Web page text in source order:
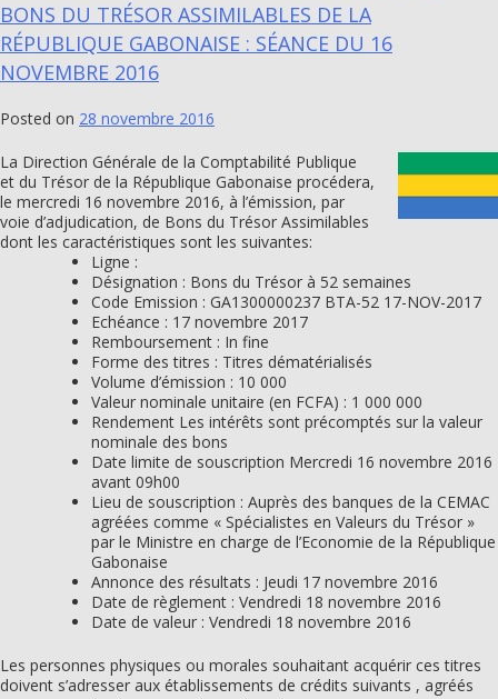
BONS DU TRÉSOR ASSIMILABLES DE LA
RÉPUBLIQUE GABONAISE : SÉANCE DU 16
NOVEMBRE 2016
Posted on 28 novembre 2016
La Direction Générale de la Comptabilité Publique
et du Trésor de la République Gabonaise procédera,
le mercredi 16 novembre 2016, à l’émission, par
voie d’adjudication, de Bons du Trésor Assimilables
dont les caractéristiques sont les suivantes:
Ligne :
Désignation : Bons du Trésor à 52 semaines
Code Emission : GA1300000237 BTA-52 17-NOV-2017
Echéance : 17 novembre 2017
Remboursement : In fine
Forme des titres : Titres dématérialisés
Volume d’émission : 10 000
Valeur nominale unitaire (en FCFA) : 1 000 000
Rendement Les intérêts sont précomptés sur la valeur
nominale des bons
Date limite de souscription Mercredi 16 novembre 2016
avant 09h00
Lieu de souscription : Auprès des banques de la CEMAC
agréées comme « Spécialistes en Valeurs du Trésor »
par le Ministre en charge de l’Economie de la République
Gabonaise
Annonce des résultats : Jeudi 17 novembre 2016
Date de règlement : Vendredi 18 novembre 2016
Date de valeur : Vendredi 18 novembre 2016
Les personnes physiques ou morales souhaitant acquérir ces titres
doivent s’adresser aux établissements de crédits suivants , agréés